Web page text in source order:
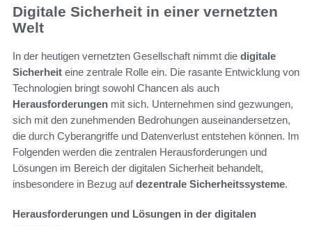
Digitale Sicherheit in einer vernetzten
Welt
In der heutigen vernetzten Gesellschaft nimmt die digitale
Sicherheit eine zentrale Rolle ein. Die rasante Entwicklung von
Technologien bringt sowohl Chancen als auch
Herausforderungen mit sich. Unternehmen sind gezwungen,
sich mit den zunehmenden Bedrohungen auseinandersetzen,
die durch Cyberangriffe und Datenverlust entstehen können. Im
Folgenden werden die zentralen Herausforderungen und
Lösungen im Bereich der digitalen Sicherheit behandelt,
insbesondere in Bezug aufdezentrale Sicherheitssysteme.
Herausforderungen und Lösungen in der digitalen